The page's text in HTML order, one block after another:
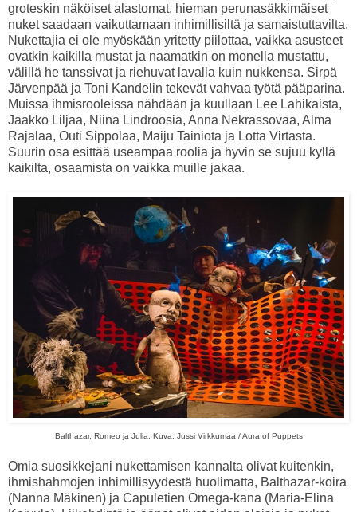
groteskin näköiset alastomat, hieman perunasäkkimäiset
nuket saadaan vaikuttamaan inhimillisiltä ja samaistuttavilta.
Nukettajia ei ole myöskään yritetty piilottaa, vaikka asusteet
ovatkin kaikilla mustat ja naamatkin on monella mustattu,
välillä he tanssivat ja riehuvat lavalla kuin nukkensa. Sirpä
Järvenpää ja Toni Kandelin tekevät vahvaa työtä pääparina.
Muissa ihmisrooleissa nähdään ja kuullaan Lee Lahikaista,
Jaakko Liljaa, Niina Lindroosia, Anna Nekrassovaa, Alma
Rajalaa, Outi Sippolaa, Maiju Tainiota ja Lotta Virtasta.
Suurin osa esittää useampaa roolia ja hyvin se sujuu kyllä
kaikilta, osaamista on vaikka muille jakaa.
Balthazar, Romeo ja Julia. Kuva: Jussi Virkkumaa / Aura of Puppets
Omia suosikkejani nukettamisen kannalta olivat kuitenkin,
ihmishahmojen inhimillisyydestä huolimatta, Balthazar-koira
(Nanna Mäkinen) ja Capuletien Omega-kana (Maria-Elina